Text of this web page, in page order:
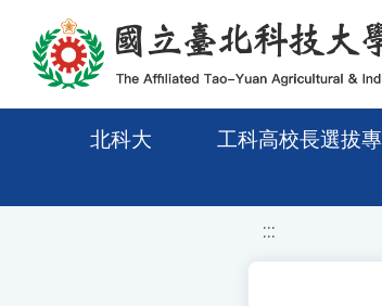
移至網頁之主要內容區位置
北科大 工科高校長選拔
:::